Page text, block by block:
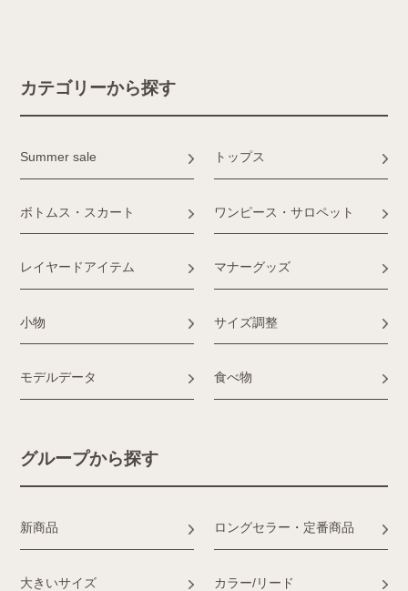
カテゴリーから探す
Summer sale トップス
ボトムス・スカート ワンピース・サロペット
レイヤードアイテム マナーグッズ
小物 サイズ調整
モデルデータ 食べ物
グループから探す
新商品 ロングセラー・定番商品
大きいサイズ カラー/リード